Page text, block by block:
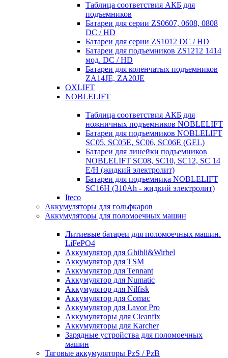
Таблица соответствия АКБ для
подъемников
Батареи для серии ZS0607, 0608, 0808
DC / HD
Батареи для серии ZS1012 DC / HD
Батареи для подъемников ZS1212 1414
мод. DC / HD
Батареи для коленчатых подъемников
ZA14JE, ZA20JE
OXLIFT
NOBLELIFT
Таблица соответствия АКБ для
ножничных подъемников NOBLELIFT
Батареи для подъемников NOBLELIFT
SC05, SC05E, SC06, SC06E (GEL)
Батареи для линейки подъемников
NOBLELIFT SC08, SC10, SC12, SC 14
E/H (жидкий электролит)
Батареи для подъемника NOBLELIFT
SC16H (310Ah - жидкий электролит)
Iteco
Аккумуляторы для гольфкаров
Аккумуляторы для поломоечных машин
Литиевые батареи для поломоечных машин.
LiFePO4
Аккумулятор для Ghibli&Wirbel
Аккумулятор для TSM
Аккумулятор для Tennant
Аккумулятор для Numatic
Аккумулятор для Nilfisk
Аккумулятор для Comac
Аккумулятор для Lavor Pro
Аккумуляторы для Cleanfix
Аккумуляторы для Karcher
Зарядные устройства для поломоечных
машин
Тяговые аккумуляторы PzS / PzB